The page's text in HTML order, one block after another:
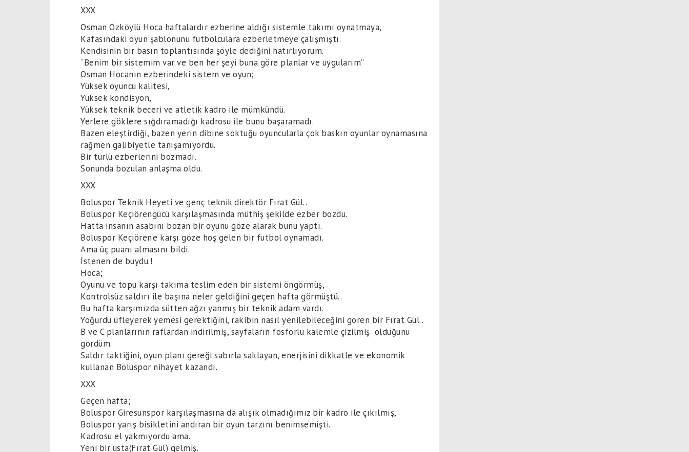
XXX
Osman Özköylü Hoca haftalardır ezberine aldığı sistemle takımı oynatmaya,
Kafasındaki oyun şablonunu futbolculara ezberletmeye çalışmıştı.
Kendisinin bir basın toplantısında şöyle dediğini hatırlıyorum.
“Benim bir sistemim var ve ben her şeyi buna göre planlar ve uygularım”
Osman Hocanın ezberindeki sistem ve oyun;
Yüksek oyuncu kalitesi,
Yüksek kondisyon,
Yüksek teknik beceri ve atletik kadro ile mümkündü.
Yerlere göklere sığdıramadığı kadrosu ile bunu başaramadı.
Bazen eleştirdiği, bazen yerin dibine soktuğu oyuncularla çok baskın oyunlar oynamasına
rağmen galibiyetle tanışamıyordu.
Bir türlü ezberlerini bozmadı.
Sonunda bozulan anlaşma oldu.
XXX
Boluspor Teknik Heyeti ve genç teknik direktör Fırat Gül..
Boluspor Keçiörengücü karşılaşmasında müthiş şekilde ezber bozdu.
Hatta insanın asabını bozan bir oyunu göze alarak bunu yaptı.
Boluspor Keçiören’e karşı göze hoş gelen bir futbol oynamadı.
Ama üç puanı almasını bildi.
İstenen de buydu.!
Hoca;
Oyunu ve topu karşı takıma teslim eden bir sistemi öngörmüş,
Kontrolsüz saldırı ile başına neler geldiğini geçen hafta görmüştü..
Bu hafta karşımızda sütten ağzı yanmış bir teknik adam vardı.
Yoğurdu üfleyerek yemesi gerektiğini, rakibin nasıl yenilebileceğini gören bir Fırat Gül..
B ve C planlarının raflardan indirilmiş, sayfaların fosforlu kalemle çizilmiş olduğunu
gördüm.
Saldır taktiğini, oyun planı gereği sabırla saklayan, enerjisini dikkatle ve ekonomik
kullanan Boluspor nihayet kazandı.
XXX
Geçen hafta;
Boluspor Giresunspor karşılaşmasına da alışık olmadığımız bir kadro ile çıkılmış,
Boluspor yarış bisikletini andıran bir oyun tarzını benimsemişti.
Kadrosu el yakmıyordu ama.
Yeni bir usta(Fırat Gül) gelmiş.